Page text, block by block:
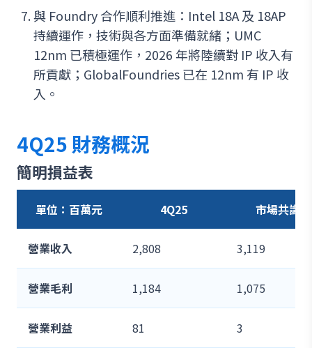
與 Foundry 合作順利推進：Intel 18A 及 18AP
持續運作，技術與各方面準備就緒；UMC
12nm 已積極運作，2026 年將陸續對 IP 收入有
所貢獻；GlobalFoundries 已在 12nm 有 IP 收
入。
4Q25 財務概況
簡明損益表
單位：百萬元 4Q25 市場共識
營業收入 2,808 3,119
營業毛利 1,184 1,075
營業利益 81 3